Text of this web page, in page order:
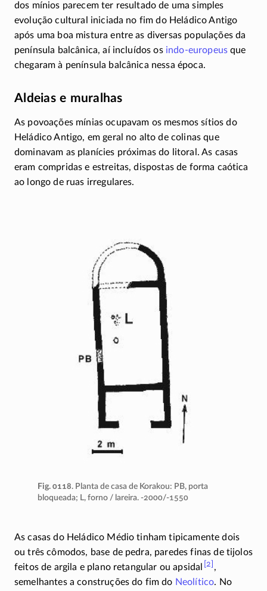
dos mínios parecem ter resultado de uma simples
evolução cultural iniciada no fim do Heládico Antigo
após uma boa mistura entre as diversas populações da
península balcânica, aí incluídos os indo-europeus que
chegaram à península balcânica nessa época.
Aldeias e muralhas
As povoações mínias ocupavam os mesmos sítios do
Heládico Antigo, em geral no alto de colinas que
dominavam as planícies próximas do litoral. As casas
eram compridas e estreitas, dispostas de forma caótica
ao longo de ruas irregulares.
Fig. 0118. Planta de casa de Korakou: PB, porta
bloqueada; L, forno / lareira. -2000/-1550
As casas do Heládico Médio tinham tipicamente dois
ou três cômodos, base de pedra, paredes finas de tijolos
feitos de argila e plano retangular ouapsidal [2] ,
semelhantes a construções do fim do Neolítico. No